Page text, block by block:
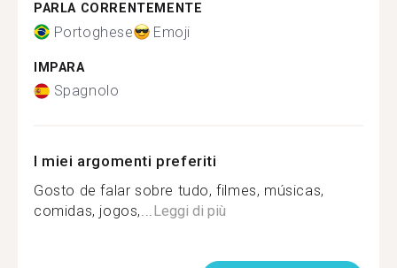
PARLA CORRENTEMENTE
Portoghese Emoji
IMPARA
Spagnolo
I miei argomenti preferiti
Gosto de falar sobre tudo, filmes, músicas,
comidas, jogos,...Leggi di più